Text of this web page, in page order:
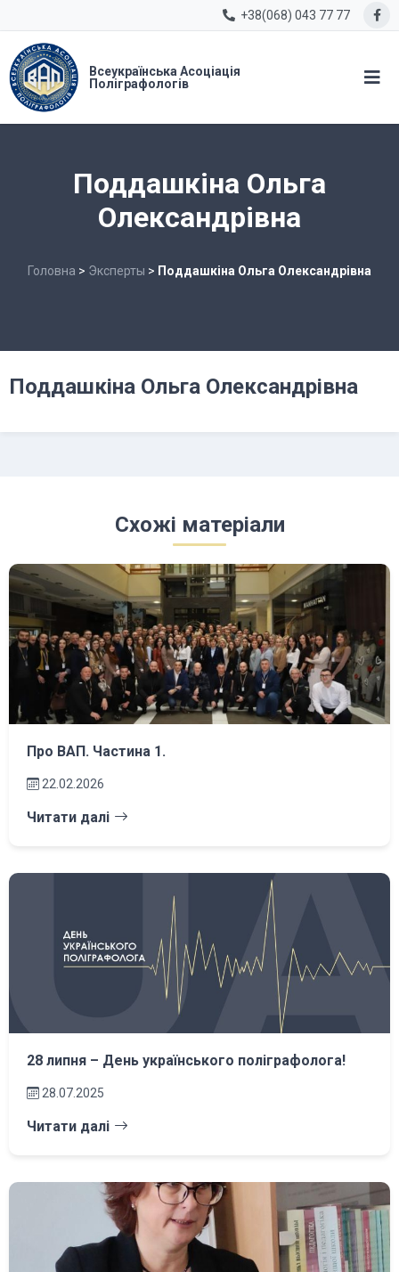
+38(068) 043 77 77
Всеукраїнська Асоціація
Поліграфологів
Поддашкіна Ольга
Олександрівна
Головна > Эксперты > Поддашкіна Ольга Олександрівна
Поддашкіна Ольга Олександрівна
Схожі матеріали
Про ВАП. Частина 1.
22.02.2026
Читати далі
28 липня – День українського поліграфолога!
28.07.2025
Читати далі